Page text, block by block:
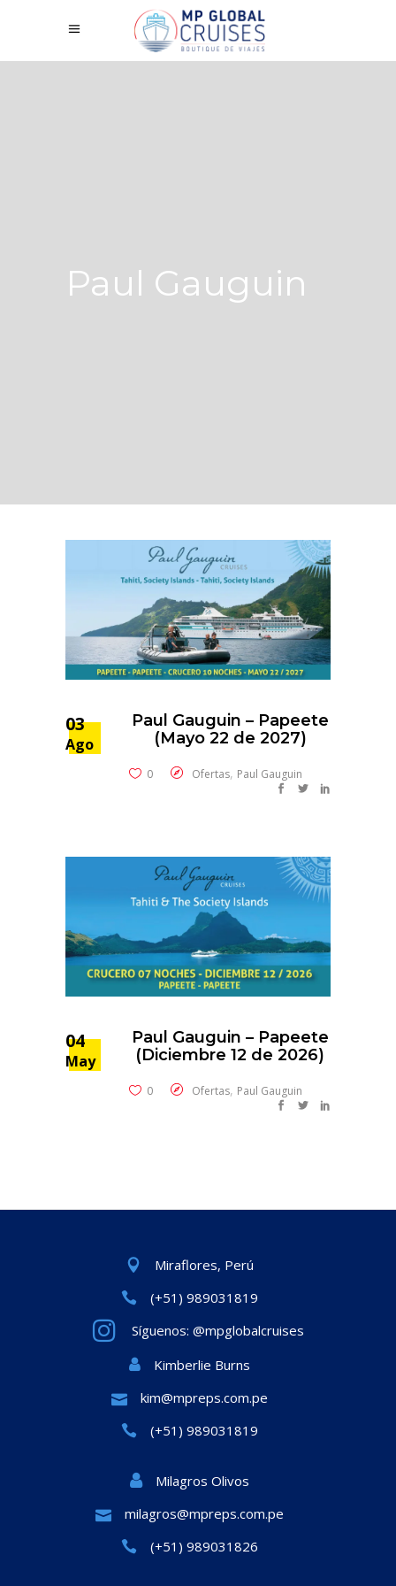
Paul Gauguin
03
Ago
Paul Gauguin – Papeete
(Mayo 22 de 2027)
0 Ofertas, Paul Gauguin
04
May
Paul Gauguin – Papeete
(Diciembre 12 de 2026)
0 Ofertas, Paul Gauguin
Miraflores, Perú
(+51) 989031819
Síguenos: @mpglobalcruises
Kimberlie Burns
kim@mpreps.com.pe
(+51) 989031819
Milagros Olivos
milagros@mpreps.com.pe
(+51) 989031826